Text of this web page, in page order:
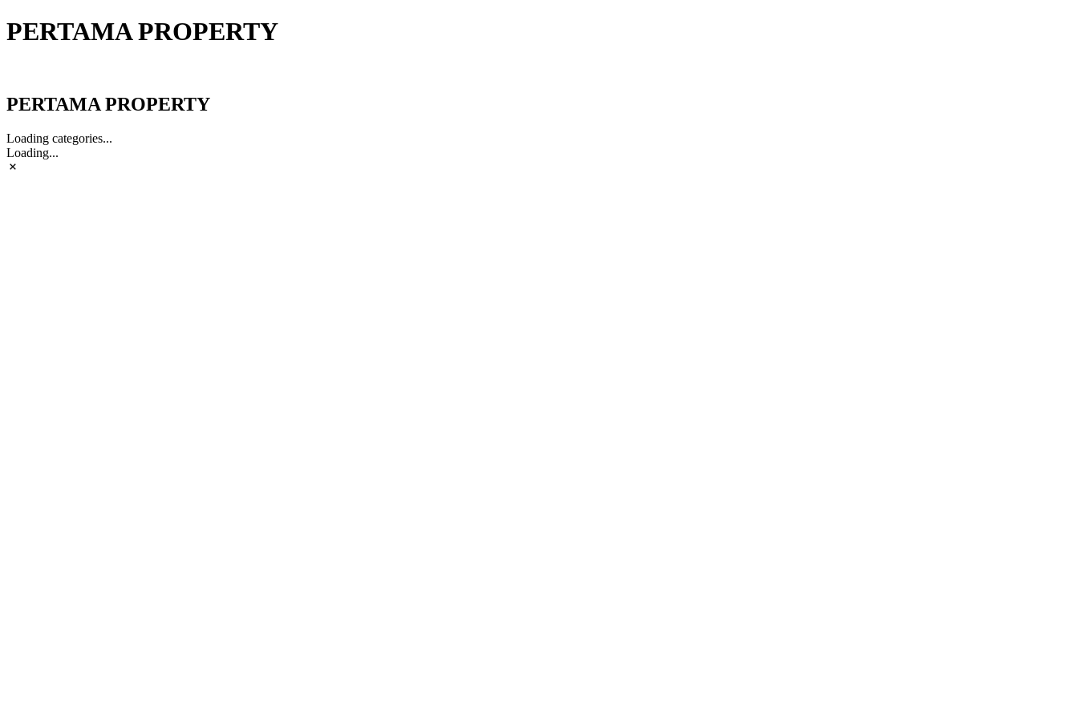
PERTAMA PROPERTY
PERTAMA PROPERTY
Loading categories...
Loading...